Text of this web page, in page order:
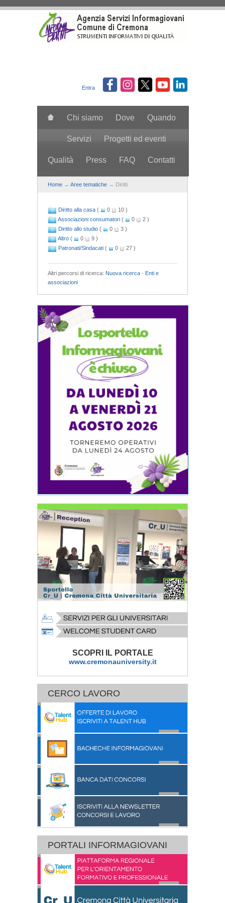
Entra
Chi siamo Dove Quando
Servizi Progetti ed eventi
Qualità Press FAQ Contatti
Home → Aree tematiche → Diritti
Diritto alla casa ( 0
10 )
Associazioni consumatori ( 0
2 )
Diritto allo studio ( 0
3 )
Altro ( 0
9 )
Patronati/Sindacati ( 0 27 )
Altri percorsi di ricerca: Nuova ricerca - Enti e
associazioni
SCOPRI IL PORTALE
www.cremonauniversity.it
CERCO LAVORO
PORTALI INFORMAGIOVANI